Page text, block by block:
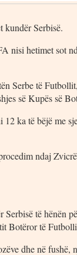
kundër Serbisë.
nisi hetimet sot
Serbe të
së Kupës së
ka të bëjë me
ndaj
të hënën
Botëror të
dhe në fushë,